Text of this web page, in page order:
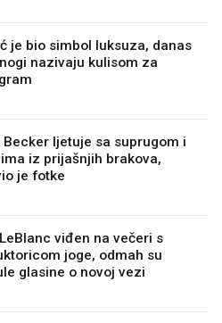
je bio simbol luksuza, danas
nazivaju kulisom za
Becker ljetuje sa suprugom i
iz prijašnjih brakova,
je fotke
viđen na večeri s
joge, odmah su
glasine o novoj vezi